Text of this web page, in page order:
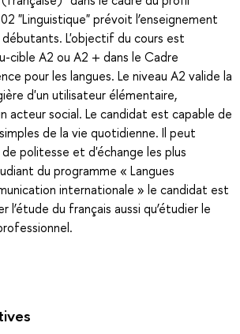
"Linguistique" prévoit l’enseignement
L'objectif du cours est
cible A2 ou A2 + dans le Cadre
pour les langues. Le niveau A2 valide la
d'un utilisateur élémentaire,
acteur social. Le candidat est capable de
de la vie quotidienne. Il peut
politesse et d'échange les plus
du programme « Langues
internationale » le candidat est
l’étude du français aussi qu’étudier le